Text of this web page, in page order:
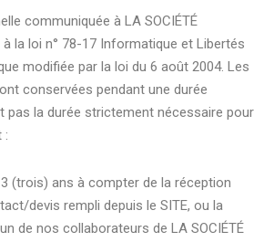
communiquée à LA SOCIÉTÉ
la loi n° 78-17 Informatique et Libertés
modifiée par la loi du 6 août 2004. Les
conservées pendant une durée
pas la durée strictement nécessaire pour
:
(trois) ans à compter de la réception
devis rempli depuis le SITE, ou la
de nos collaborateurs de LA SOCIÉTÉ